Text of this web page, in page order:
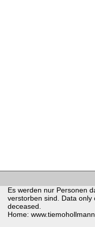
Es werden nur Personen
verstorben sind. Data
deceased.
Home: